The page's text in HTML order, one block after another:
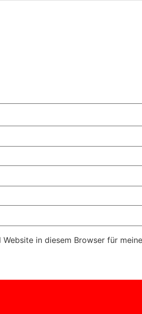
in diesem Browser für